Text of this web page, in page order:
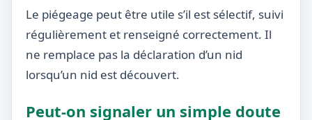
Le piégeage peut être utile s’il est sélectif, suivi
régulièrement et renseigné correctement. Il
ne remplace pas la déclaration d’un nid
lorsqu’un nid est découvert.
Peut-on signaler un simple doute